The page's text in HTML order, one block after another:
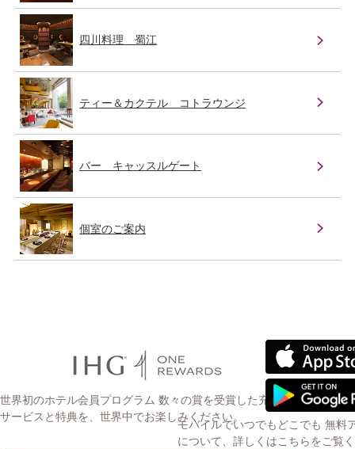
四川料理 蜀江
ティー＆カクテル コトラウンジ
バー キャッスルゲート
個室のご案内
世界初のホテル会員プログラム 数々の賞を受賞した充実の
サービスと特典を、世界中でお楽しみください。
モバイルでいつでもどこでも 無料
について、詳しくはこちらをご覧